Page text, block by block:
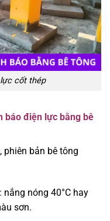
cốt thép
báo điện lực bằng bê
bản bê tông
nóng 40°C hay
sơn.